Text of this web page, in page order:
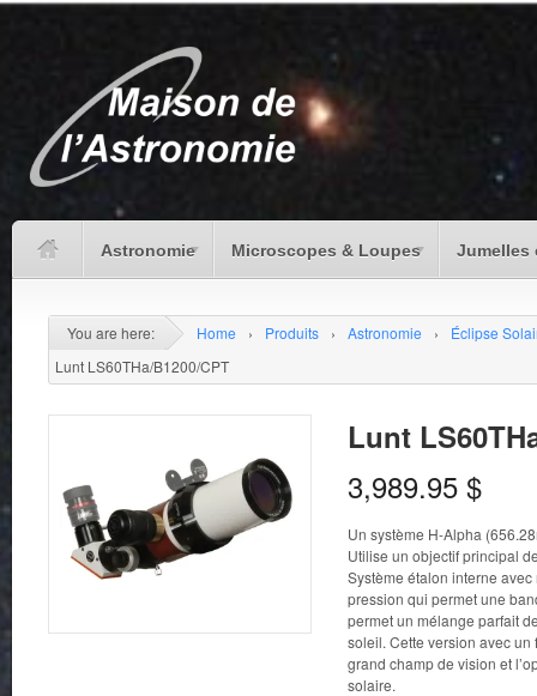
Astronomie Microscopes & Loupes Jumelles
You are here: Home › Produits › Astronomie ›
Éclipse
Lunt LS60THa/B1200/CPT
Lunt
3,989.95 $
Un système H-Alpha
Utilise un objectif principal
Système étalon interne
pression qui permet une
permet un mélange parfait
soleil. Cette version avec
grand champ de vision et
solaire.